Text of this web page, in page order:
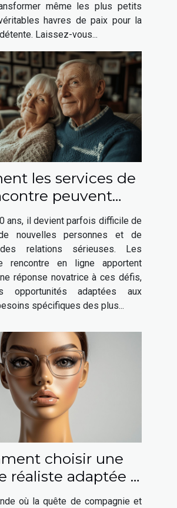
même les plus petits
havres de paix pour la
Laissez-vous...
les services de
peuvent
les relations
après 50 ans
ans, il devient parfois difficile de
nouvelles personnes et de
relations sérieuses. Les
rencontre en ligne apportent
réponse novatrice à ces défis,
opportunités adaptées aux
spécifiques des plus...
choisir une
réaliste adaptée à
vos besoins ?
où la quête de compagnie et